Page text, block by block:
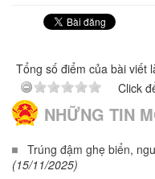
Tổng số điểm của bài viết
Click
NHỮNG TIN
Trúng đậm ghẹ biển,
(15/11/2025)